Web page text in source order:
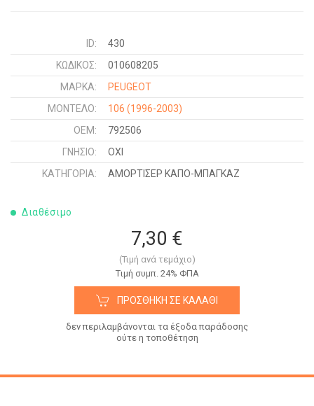
ID:
430
ΚΩΔΙΚΌΣ:
010608205
ΜΑΡΚΑ:
PEUGEOT
ΜΟΝΤΕΛΟ:
106 (1996-2003)
OEM:
792506
ΓΝΉΣΙΟ:
ΟΧΙ
ΚΑΤΗΓΟΡΊΑ:
ΑΜΟΡΤΙΣΕΡ ΚΑΠΟ-ΜΠΑΓΚΑΖ
Διαθέσιμο
7,30 €
(Τιμή ανά τεμάχιο)
Tιμή συμπ. 24% ΦΠΑ
ΠΡΟΣΘΉΚΗ ΣΕ ΚΑΛΆΘΙ
δεν περιλαμβάνονται τα έξοδα παράδοσης
ούτε η τοποθέτηση